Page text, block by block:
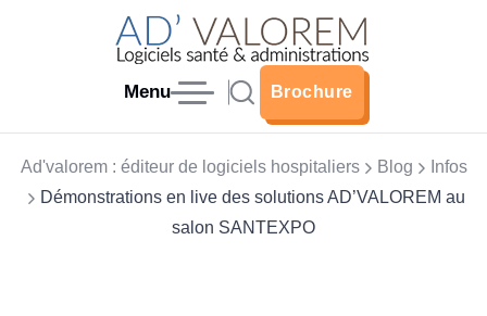
Menu
Brochure
Ad'valorem : éditeur de logiciels hospitaliers Blog
Infos
Démonstrations en live des solutions AD’VALOREM au
salon SANTEXPO